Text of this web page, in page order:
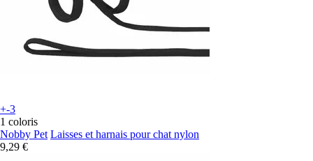
+-3
1 coloris
Nobby Pet Laisses et harnais pour chat nylon
9,29 €